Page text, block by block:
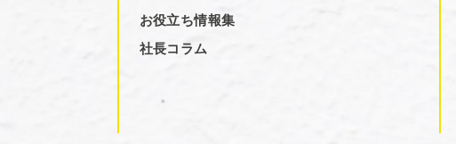
お役立ち情報集
社長コラム